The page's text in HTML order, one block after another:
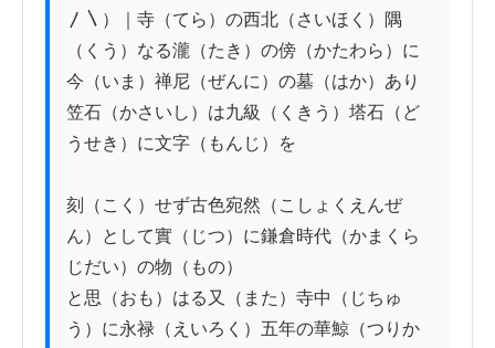
〳〵）｜寺（てら）の西北（さいほく）隅
（くう）なる瀧（たき）の傍（かたわら）に
今（いま）禅尼（ぜんに）の墓（はか）あり
笠石（かさいし）は九級（くきう）塔石（ど
うせき）に文字（もんじ）を
刻（こく）せず古色宛然（こしょくえんぜ
ん）として實（じつ）に鎌倉時代（かまくら
じだい）の物（もの）
と思（おも）はる又（また）寺中（じちゅ
う）に永禄（えいろく）五年の華鯨（つりか